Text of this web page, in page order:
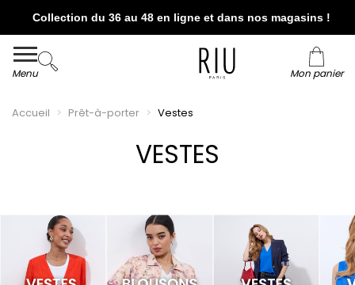
Collection du 36 au 48 en ligne et dans nos magasins !
Livraison et retour offerts* en boutiques RIU
Menu Mon panier
Accueil Prêt-à-porter Vestes
VESTES